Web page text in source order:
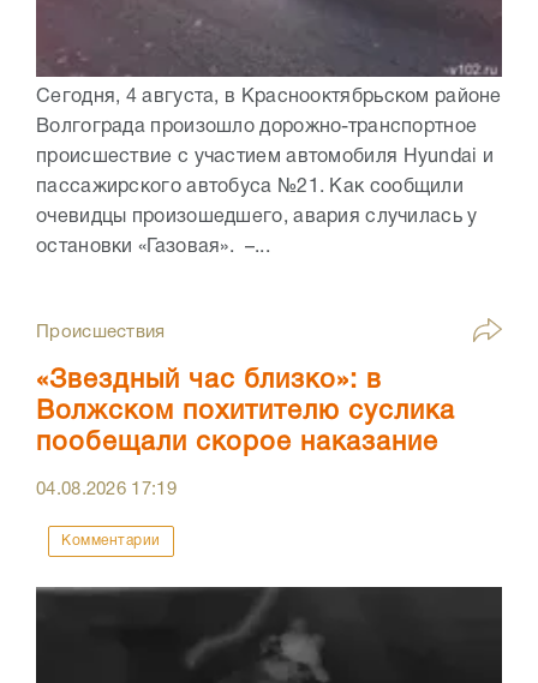
Сегодня, 4 августа, в Краснооктябрьском районе
Волгограда произошло дорожно-транспортное
происшествие с участием автомобиля Hyundai и
пассажирского автобуса №21. Как сообщили
очевидцы произошедшего, авария случилась у
остановки «Газовая». –...
Происшествия
«Звездный час близко»: в
Волжском похитителю суслика
пообещали скорое наказание
04.08.2026 17:19
Комментарии